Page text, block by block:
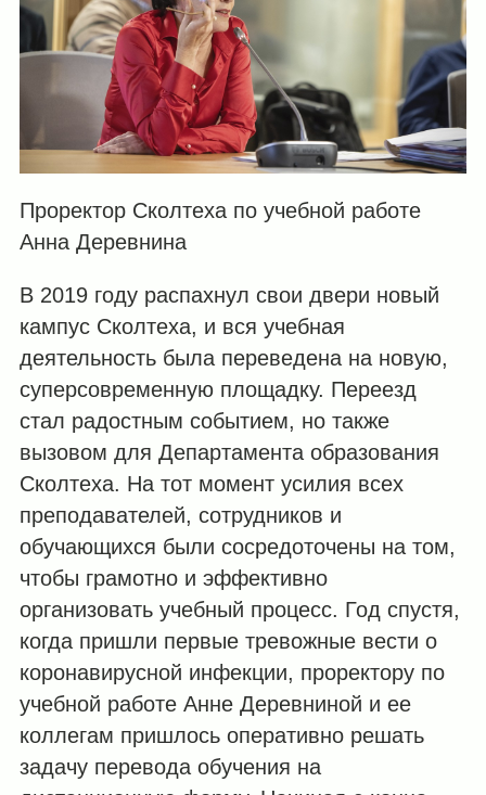
Проректор Сколтеха по учебной работе
Анна Деревнина
В 2019 году распахнул свои двери новый
кампус Сколтеха, и вся учебная
деятельность была переведена на новую,
суперсовременную площадку. Переезд
стал радостным событием, но также
вызовом для Департамента образования
Сколтеха. На тот момент усилия всех
преподавателей, сотрудников и
обучающихся были сосредоточены на том,
чтобы грамотно и эффективно
организовать учебный процесс. Год спустя,
когда пришли первые тревожные вести о
коронавирусной инфекции, проректору по
учебной работе Анне Деревниной и ее
коллегам пришлось оперативно решать
задачу перевода обучения на